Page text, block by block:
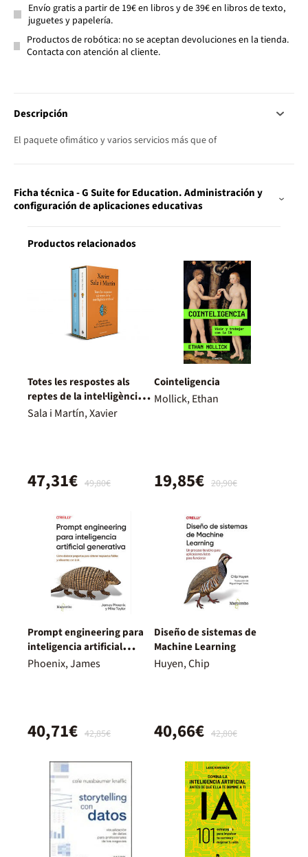
Envío gratis a partir de 19€ en libros y de 39€ en libros de texto,
juguetes y papelería.
Productos de robótica: no se aceptan devoluciones en la tienda.
Contacta con atención al cliente.
Descripción
El paquete ofimático y varios servicios más que of
Ficha técnica - G Suite for Education. Administración y
configuración de aplicaciones educativas
Productos relacionados
Totes les respostes als
reptes de la intel·ligència
artificial (edició estoig)
Sala i Martín, Xavier
49,80€
47,31€
Cointeligencia
Mollick, Ethan
20,90€
19,85€
Prompt engineering para
inteligencia artificial
generativa
Phoenix, James
42,85€
40,71€
Diseño de sistemas de
Machine Learning
Huyen, Chip
42,80€
40,66€